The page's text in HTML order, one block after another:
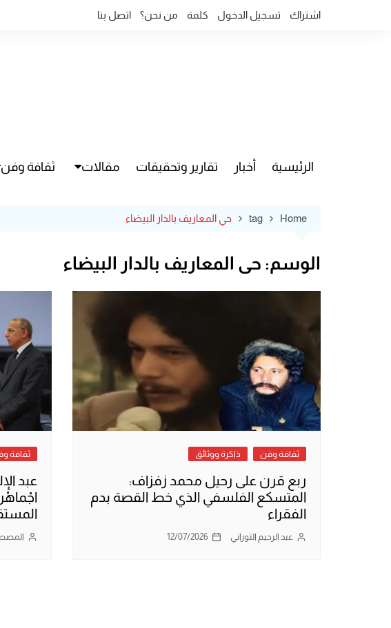
اشتراك تسجيل الدخول كلمة من نحن؟ اتصل بنا
الرئيسية أخبار تقارير وتحقيقات مقالات ثقافة وفن
Home
tag حي المعاريف بالدار البيضاء
الوسم: حي المعاريف بالدار البيضاء
ثقافة وفن ذاكرة ووثائق
ربع قرن على رحيل محمد زفزاف:
المتسكع الفلسفي الذي خط القصة بدم
الفقراء
عبد الرحيم التوراني 12/07/2026
ثقافة
عبد